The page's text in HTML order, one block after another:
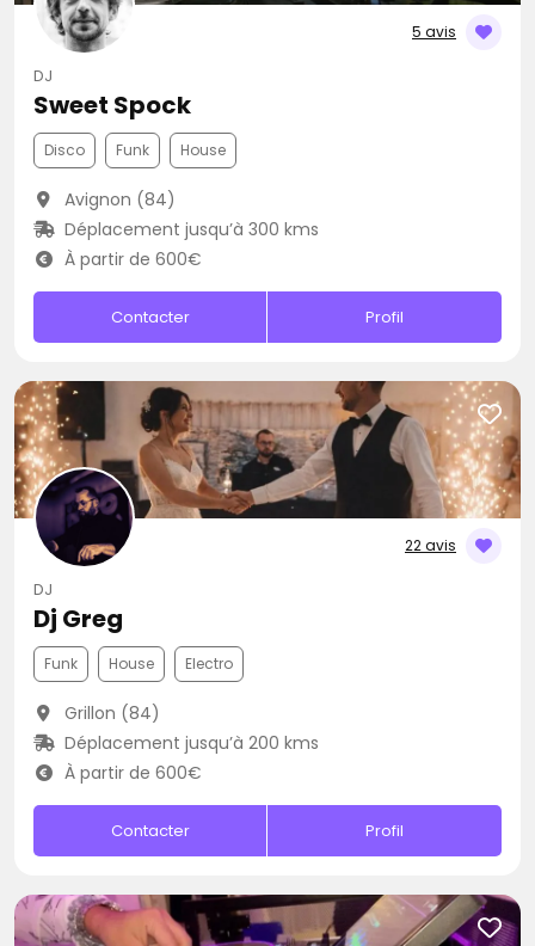
5 avis
DJ
Sweet Spock
Disco Funk House
Avignon (84)
Déplacement jusqu’à 300 kms
À partir de 600€
Contacter Profil
22 avis
DJ
Dj Greg
Funk House Electro
Grillon (84)
Déplacement jusqu’à 200 kms
À partir de 600€
Contacter Profil